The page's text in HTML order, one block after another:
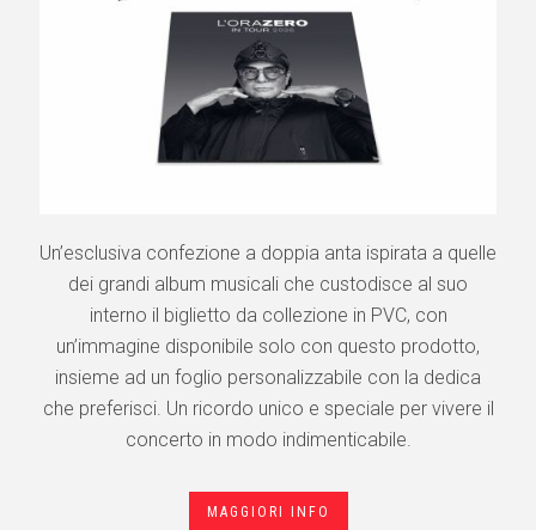
Un’esclusiva confezione a doppia anta ispirata a quelle
dei grandi album musicali che custodisce al suo
interno il biglietto da collezione in PVC, con
un’immagine disponibile solo con questo prodotto,
insieme ad un foglio personalizzabile con la dedica
che preferisci. Un ricordo unico e speciale per vivere il
concerto in modo indimenticabile.
MAGGIORI INFO